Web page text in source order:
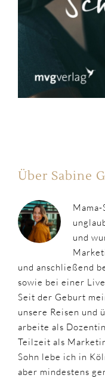
Über Sabine
und
und anschließend
sowie bei einer
Seit der Geburt
unsere Reisen und
arbeite als
Teilzeit als
Sohn lebe ich in
aber mindestens